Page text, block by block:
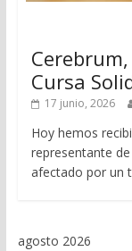
Cursa
17 junio, 2026
Hoy hemos
representante
afectado por un
agosto 2026